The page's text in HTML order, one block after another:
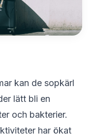
kan de sopkärl
lätt bli en
och bakterier.
har ökat